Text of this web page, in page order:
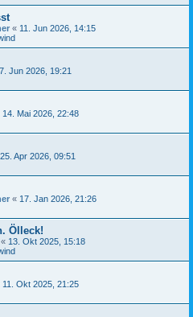
« 11. Jun 2026, 14:15
7. Jun 2026, 19:21
14. Mai 2026, 22:48
25. Apr 2026, 09:51
« 17. Jan 2026, 21:26
Ölleck!
« 13. Okt 2025, 15:18
11. Okt 2025, 21:25